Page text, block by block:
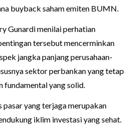
buyback saham emiten BUMN.
Gunardi menilai perhatian
tersebut mencerminkan
jangka panjang perusahaan-
sektor perbankan yang tetap
fundamental yang solid.
yang terjaga merupakan
iklim investasi yang sehat.